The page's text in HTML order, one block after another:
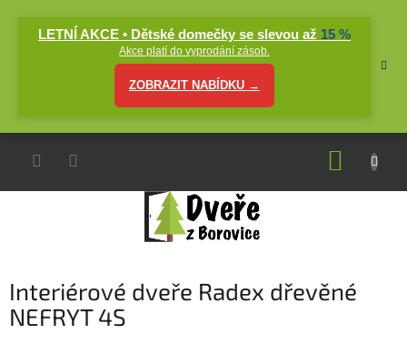
LETNÍ AKCE • Dětské domečky se slevou až 15 %
Akce platí do vyprodání zásob.
ZOBRAZIT NABÍDKU →
Interiérové dveře Radex dřevěné
NEFRYT 4S